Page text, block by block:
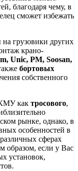
благодаря чему, в
сможет избежать
грузовики других
крано-
Unic, PM, Soosan,
бортовых
собственного
как тросового,
рынке, однако, в
особенностей в
сферах
образом, если у Вас
установок,